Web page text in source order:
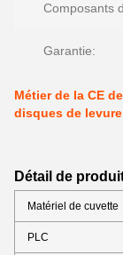
Composants
Garantie:
Métier de la CE
disques de
Détail de
Matériel de cuvette
PLC